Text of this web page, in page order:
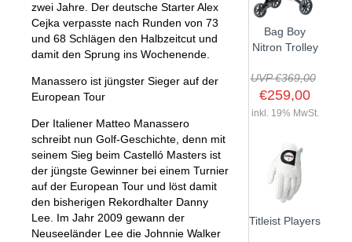
zwei Jahre. Der deutsche Starter Alex
Cejka verpasste nach Runden von 73
und 68 Schlägen den Halbzeitcut und
damit den Sprung ins Wochenende.
Manassero ist jüngster Sieger auf der
European Tour
Der Italiener Matteo Manassero
schreibt nun Golf-Geschichte, denn mit
seinem Sieg beim Castelló Masters ist
der jüngste Gewinner bei einem Turnier
auf der European Tour und löst damit
den bisherigen Rekordhalter Danny
Lee. Im Jahr 2009 gewann der
Neuseeländer Lee die Johnnie Walker
Bag Boy
Nitron Trolley
UVP €369,00
€259,00
inkl. 19% MwSt.
Titleist Players